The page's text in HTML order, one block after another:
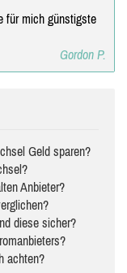
für mich günstigste
Gordon P.
Geld sparen?
Anbieter?
diese sicher?
achten?